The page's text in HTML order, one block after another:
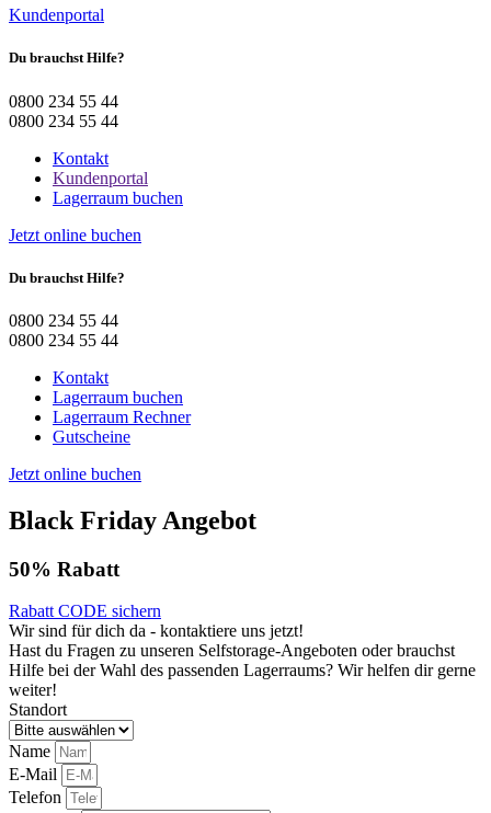
Kundenportal
Du brauchst Hilfe?
0800 234 55 44
0800 234 55 44
Kontakt
Kundenportal
Lagerraum buchen
Jetzt online buchen
Du brauchst Hilfe?
0800 234 55 44
0800 234 55 44
Kontakt
Lagerraum buchen
Lagerraum Rechner
Gutscheine
Jetzt online buchen
Black Friday Angebot
50% Rabatt
Rabatt CODE sichern
Wir sind für dich da - kontaktiere uns jetzt!
Hast du Fragen zu unseren Selfstorage-Angeboten oder brauchst
Hilfe bei der Wahl des passenden Lagerraums? Wir helfen dir gerne
weiter!
Standort
Name
E-Mail
Telefon